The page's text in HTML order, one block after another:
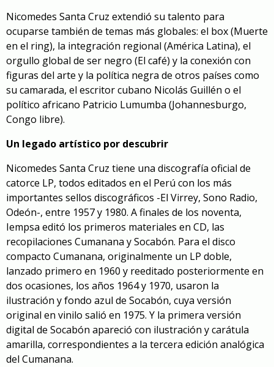
Nicomedes Santa Cruz extendió su talento para
ocuparse también de temas más globales: el box (Muerte
en el ring), la integración regional (América Latina), el
orgullo global de ser negro (El café) y la conexión con
figuras del arte y la política negra de otros países como
su camarada, el escritor cubano Nicolás Guillén o el
político africano Patricio Lumumba (Johannesburgo,
Congo libre).
Un legado artístico por descubrir
Nicomedes Santa Cruz tiene una discografía oficial de
catorce LP, todos editados en el Perú con los más
importantes sellos discográficos -El Virrey, Sono Radio,
Odeón-, entre 1957 y 1980. A finales de los noventa,
Iempsa editó los primeros materiales en CD, las
recopilaciones Cumanana y Socabón. Para el disco
compacto Cumanana, originalmente un LP doble,
lanzado primero en 1960 y reeditado posteriormente en
dos ocasiones, los años 1964 y 1970, usaron la
ilustración y fondo azul de Socabón, cuya versión
original en vinilo salió en 1975. Y la primera versión
digital de Socabón apareció con ilustración y carátula
amarilla, correspondientes a la tercera edición analógica
del Cumanana.